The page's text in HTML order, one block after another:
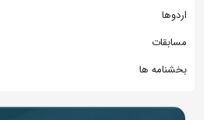
اردوها
مسابقات
بخشنامه ها